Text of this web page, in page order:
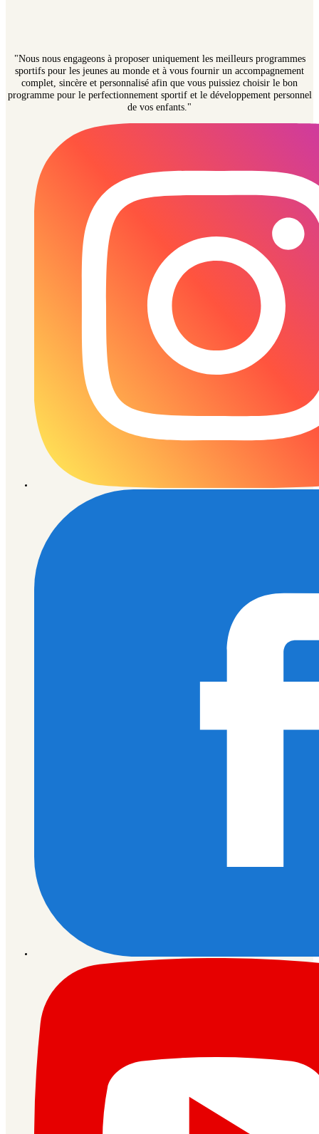
"Nous nous engageons à proposer uniquement les meilleurs programmes
sportifs pour les jeunes au monde et à vous fournir un accompagnement
complet, sincère et personnalisé afin que vous puissiez choisir le bon
programme pour le perfectionnement sportif et le développement personnel
de vos enfants."